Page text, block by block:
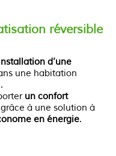
réversible
d’une
une habitation
un confort
à une solution à
en énergie.